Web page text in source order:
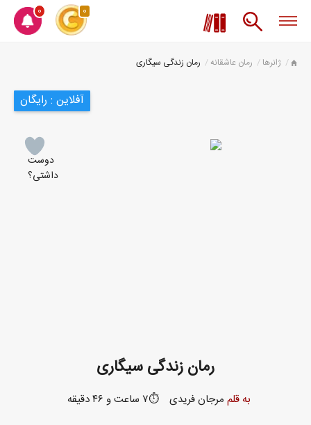
0 0
ژانرها رمان عاشقانه رمان زندگی سیگاری
آفلاین : رایگان
دوست
داشتی؟
رمان زندگی سیگاری
به قلم مرجان فریدی ⏱️۷ ساعت و ۴۶ دقیقه